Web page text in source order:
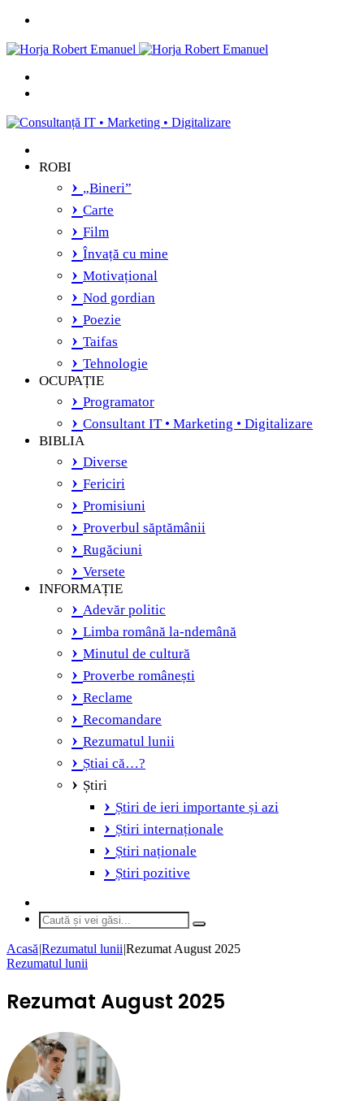
găsi...
ROBI
„Bineri”
Carte
Film
Învață cu mine
Motivațional
Nod gordian
Poezie
Taifas
Tehnologie
OCUPAȚIE
Programator
Consultant IT • Marketing • Digitalizare
BIBLIA
Diverse
Fericiri
Promisiuni
Proverbul săptămânii
Rugăciuni
Versete
INFORMAȚIE
Adevăr politic
Limba română la-ndemână
Minutul de cultură
Proverbe românești
Reclame
Recomandare
Rezumatul lunii
Știai că…?
Știri
Știri de ieri importante și azi
Știri internaționale
Știri naționale
Știri pozitive
skin
Caută
vei
Acasă|Rezumatul lunii|Rezumat August 2025
Rezumatul lunii
Rezumat August 2025